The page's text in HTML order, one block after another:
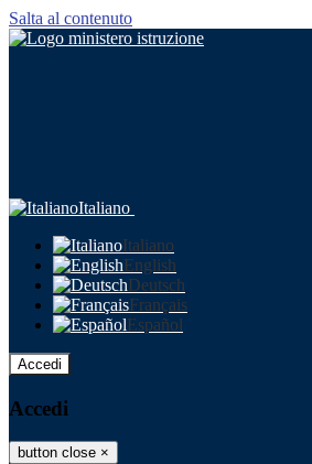
Salta al contenuto
Italiano
Italiano
English
Deutsch
Français
Español
Accedi
Accedi
button close ×